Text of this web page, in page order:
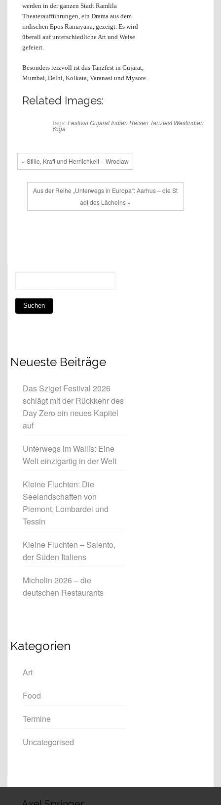
werden in der ganzen Stadt Ramlila
Theateraufführungen, ein Drama aus dem
indischen Epos Ramayana, gezeigt. Es wird
überall auf unterschiedliche Art und Weise
gefeiert.
Besonders reizvoll ist das Tanzfest in Gujarat,
Mumbai, Delhi, Kolkata, Varanasi und Mysore.
Related Images:
Tags: FestivalGujarat IndienReisen Tanzfest Westindien
Yoga
« Stille, Kraft und Herrlichkeit – Wroclaw
Aus der Reihe „Unterwegs in Europa“: Aarhus – die St
adt des Lächelns »
Neueste Beiträge
Das Sziget Festival 2026
schlägt mit der Rückkehr des
Day Zero ein neues Kapitel
auf
Unterwegs im Wallis: Eine
Welt einzigartig in der Welt
Kleine Fluchten: Die
Seelandschaften von
Piemont, Lombardei und
Tessin
Kleine Fluchten – Salento,
der Süden Italiens
Michelin 2026 – die
deutschen Restaurants
Kategorien
Art
Food
Termine
Uncategorised